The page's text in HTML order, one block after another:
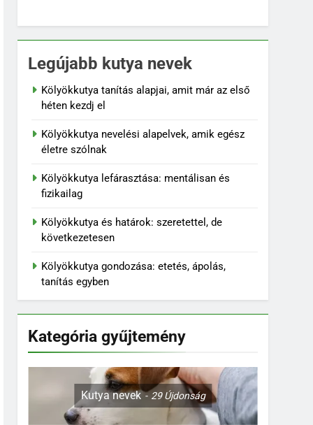
Legújabb kutya nevek
Kölyökkutya tanítás alapjai, amit már az első
héten kezdj el
Kölyökkutya nevelési alapelvek, amik egész
életre szólnak
Kölyökkutya lefárasztása: mentálisan és
fizikailag
Kölyökkutya és határok: szeretettel, de
következetesen
Kölyökkutya gondozása: etetés, ápolás,
tanítás egyben
Kategória gyűjtemény
Kutya nevek 29Újdonság